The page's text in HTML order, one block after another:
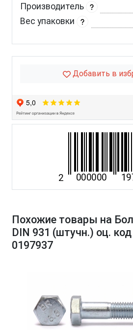
Производитель
Вес упаковки
Добавить в
Похожие товары на
DIN 931 (штучн.) оц.
0197937